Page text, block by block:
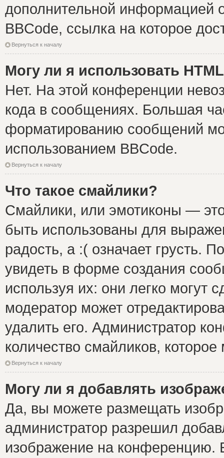
дополнительной информацией
BBCode, ссылка на которое
Вернуться к началу
Могу ли я использовать
Нет. На этой конференции
кода в сообщениях. Большая
форматированию сообщений
использованием BBCode.
Вернуться к началу
Что такое смайлики?
Смайлики, или эмотиконы —
быть использованы для
радость, а :( означает грусть.
увидеть в форме создания
используя их: они легко могут
модератор может
удалить его. Администратор
количество смайликов,
Вернуться к началу
Могу ли я добавлять
Да, вы можете размещать
администратор разрешил
изображение на конференцию.